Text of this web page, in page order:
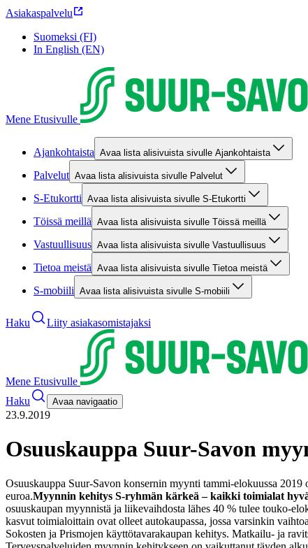
Asiakaspalvelu
Suomeksi (FI)
In English (EN)
Mene Etusivulle
Ajankohtaista Avaa lista alisivuista sivulle Ajankohtaista
Palvelut Avaa lista alisivuista sivulle Palvelut
S-Etukortti Avaa lista alisivuista sivulle S-Etukortti
Töissä meillä Avaa lista alisivuista sivulle Töissä meillä
Vastuullisuus Avaa lista alisivuista sivulle Vastuullisuus
Tietoa meistä Avaa lista alisivuista sivulle Tietoa meistä
S-mobiili Avaa lista alisivuista sivulle S-mobiili
Haku Liity asiakasomistajaksi
Mene Etusivulle
Haku
Avaa navigaatio
23.9.2019
Osuuskauppa Suur-Savon
Osuuskauppa Suur-Savon konsernin myynti tammi-elokuussa
euroa.Myynnin kehitys S-ryhmän kärkeä – kaikki toimialat
osuuskaupan myynnistä ja liikevaihdosta lähes 40 % tulee touko-
kasvut toimialoittain ovat olleet autokaupassa, jossa varsinkin
Sokosten ja Prismojen käyttötavarakaupan kehitys. Matkailu- ja